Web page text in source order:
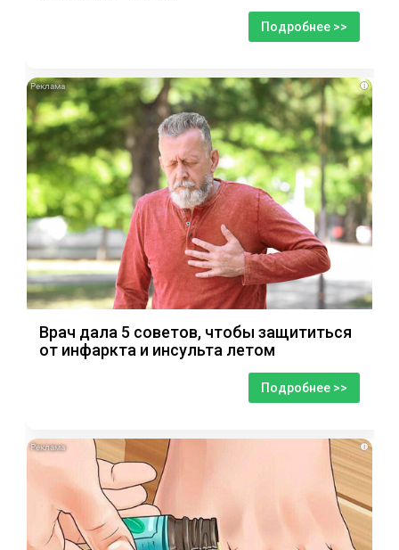
Подробнее >>
i
Врач дала 5 советов, чтобы защититься
от инфаркта и инсульта летом
Подробнее >>
i